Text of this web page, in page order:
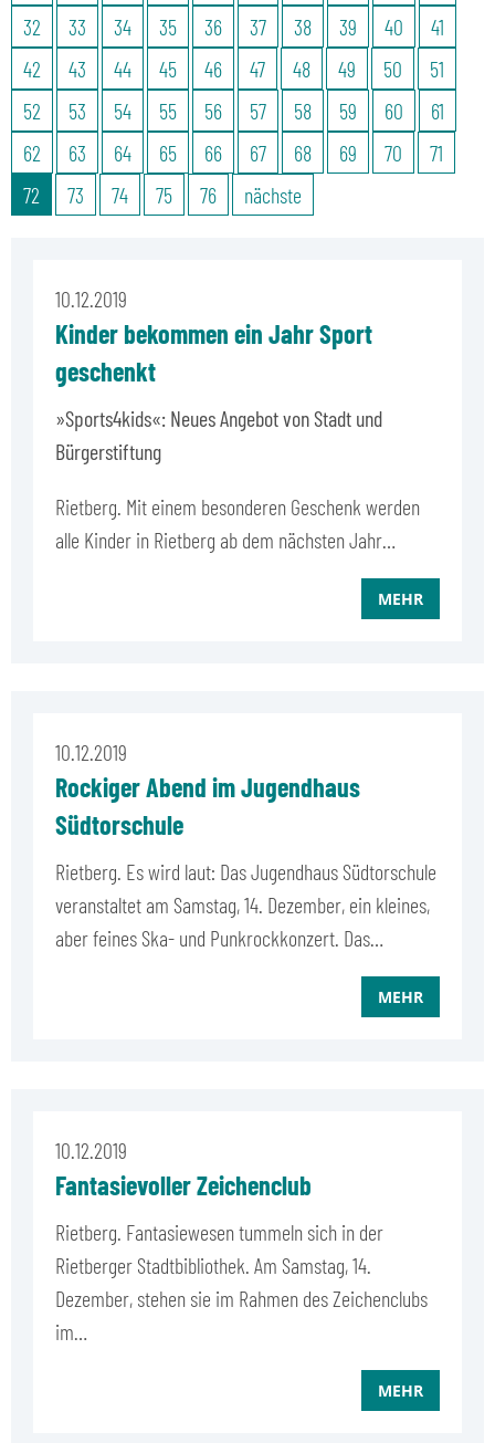
32
33 34 35 36 37 38 39 40
41
42
43 44 45 46 47 48 49 50
51
52
53 54 55 56 57 58 59 60
61
62
63 64 65 66 67 68 69 70
71
72
73 74 75 76 nächste
10.12.2019
Kinder bekommen ein Jahr Sport
geschenkt
»Sports4kids«: Neues Angebot von Stadt und
Bürgerstiftung
Rietberg. Mit einem besonderen Geschenk werden
alle Kinder in Rietberg ab dem nächsten Jahr…
MEHR
10.12.2019
Rockiger Abend im Jugendhaus
Südtorschule
Rietberg. Es wird laut: Das Jugendhaus Südtorschule
veranstaltet am Samstag, 14. Dezember, ein kleines,
aber feines Ska- und Punkrockkonzert. Das…
MEHR
10.12.2019
Fantasievoller Zeichenclub
Rietberg. Fantasiewesen tummeln sich in der
Rietberger Stadtbibliothek. Am Samstag, 14.
Dezember, stehen sie im Rahmen des Zeichenclubs
im…
MEHR